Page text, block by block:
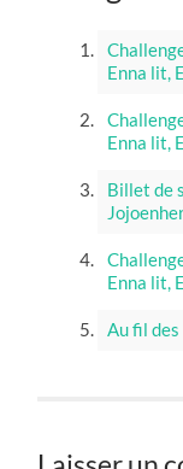
Enna lit,
Enna lit,
Billet de
Enna lit,
Au fil